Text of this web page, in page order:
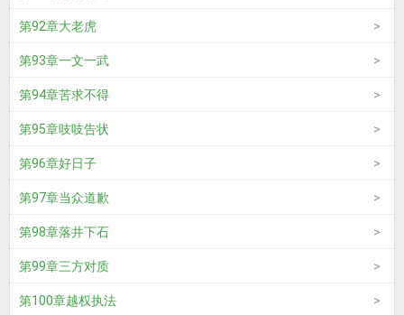
第92章大老虎
第93章一文一武
第94章苦求不得
第95章吱吱告状
第96章好日子
第97章当众道歉
第98章落井下石
第99章三方对质
第100章越权执法